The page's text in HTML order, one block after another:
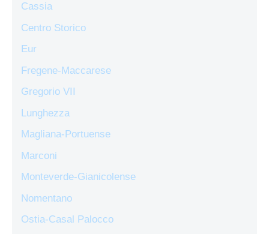
Cassia
Centro Storico
Eur
Fregene-Maccarese
Gregorio VII
Lunghezza
Magliana-Portuense
Marconi
Monteverde-Gianicolense
Nomentano
Ostia-Casal Palocco